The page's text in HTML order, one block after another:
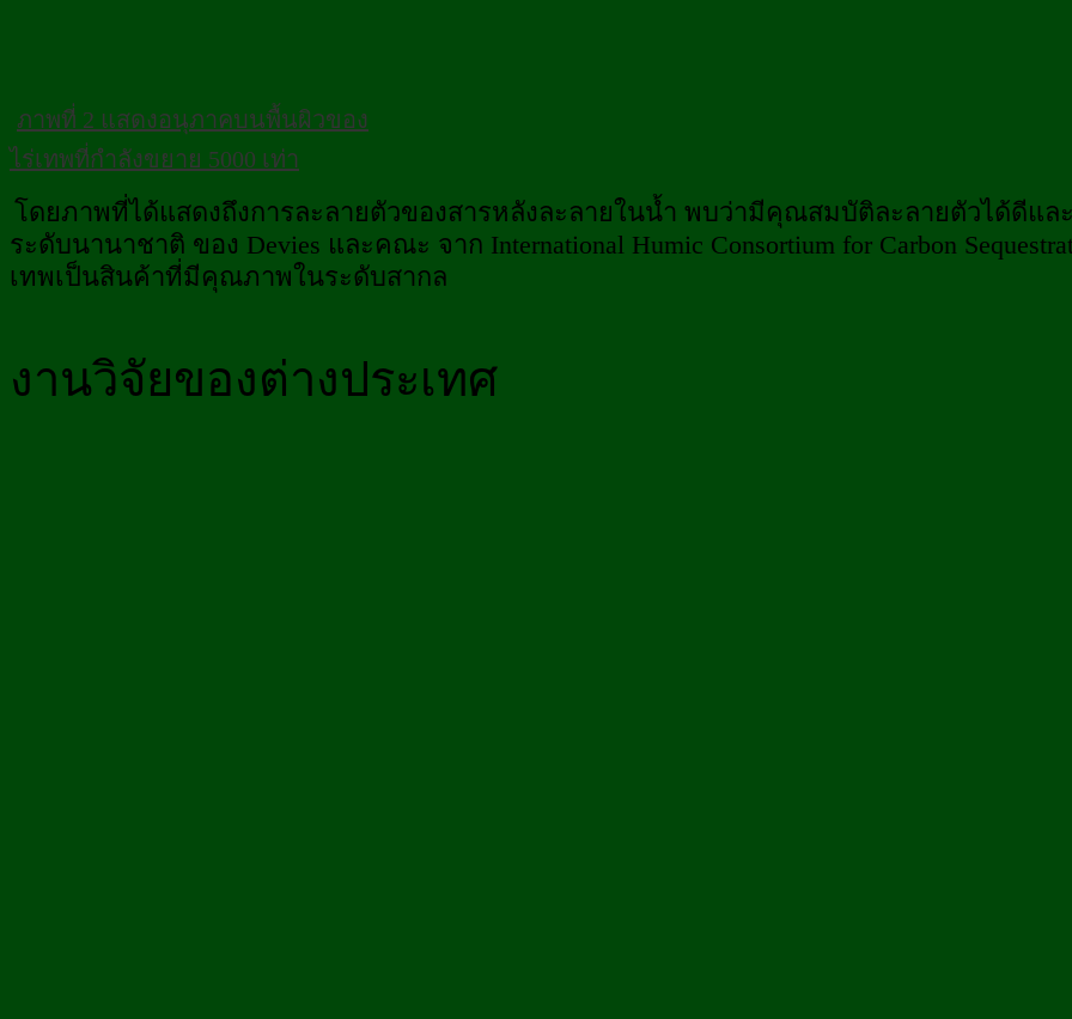
ภาพที่ 2 แสดงอนุภาคบนพื้นผิวของ
ไร่เทพที่กำลังขยาย 5000 เท่า
โดยภาพที่ได้แสดงถึงการละลายตัวของสารหลังละลายในน้ำ พบว่ามีคุณสมบัติละลายตัวได้ดีแล
ระดับนานาชาติ ของ Devies และคณะ จาก International Humic Consortium for Carbon
เทพเป็นสินค้าที่มีคุณภาพในระดับสากล
งานวิจัยของต่างประเทศ